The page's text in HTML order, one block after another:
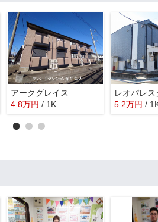
アークグレイス
4.8万円 / 1K 5.2万円 /